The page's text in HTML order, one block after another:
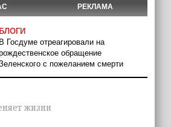
РЕКЛАМА
БЛОГИ
В Госдуме отреагировали на
обращение
с пожеланием смерти
жизни